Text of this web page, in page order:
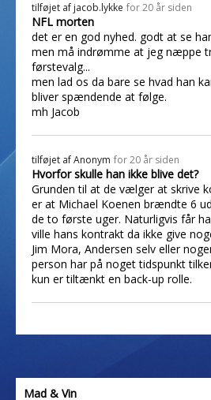
tilføjet af jacob.lykke for 20 år siden
NFL morten
det er en god nyhed. godt at se
men må indrømme at jeg næppe
førstevalg...
men lad os da bare se hvad han
bliver spændende at følge.
mh Jacob
tilføjet afAnonym for 20 år siden
Hvorfor skulle han ikke blive det?
Grunden til at de vælger at skrive
er at Michael Koenen brændte 6
de to første uger. Naturligvis får
ville hans kontrakt da ikke give
Jim Mora, Andersen selv eller
person har på noget tidspunkt
kun er tiltænkt en back-up rolle.
Mad & Vin